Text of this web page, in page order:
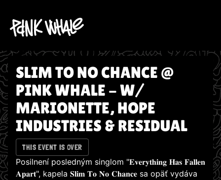
SLIM TO NO CHANCE @
PINK WHALE - W/
MARIONETTE, HOPE
INDUSTRIES & RESIDUAL
THIS EVENT IS OVER
Posilnení posledným singlom "𝐄𝐯𝐞𝐫𝐲𝐭𝐡𝐢𝐧𝐠 𝐇𝐚𝐬 𝐅𝐚𝐥𝐥𝐞𝐧
𝐀𝐩𝐚𝐫𝐭", kapela 𝐒𝐥𝐢𝐦 𝐓𝐨 𝐍𝐨 𝐂𝐡𝐚𝐧𝐜𝐞 sa opäť vydáva